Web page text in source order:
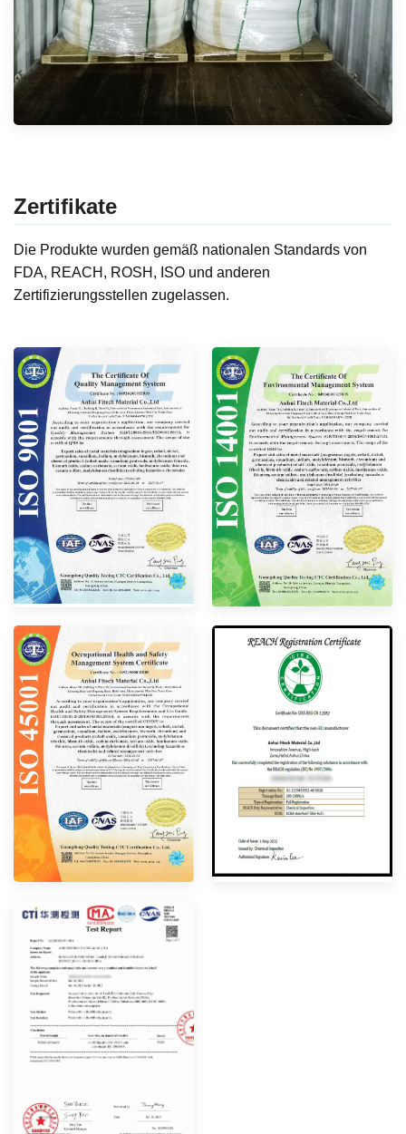
Zertifikate
Die Produkte wurden gemäß nationalen Standards von
FDA, REACH, ROSH, ISO und anderen
Zertifizierungsstellen zugelassen.